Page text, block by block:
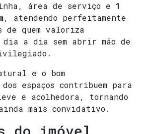
área de serviço e 1
, atendendo perfeitamente
de quem valoriza
a dia sem abrir mão de
e o bom
espaços contribuem para
e acolhedora, tornando
mais convidativo.